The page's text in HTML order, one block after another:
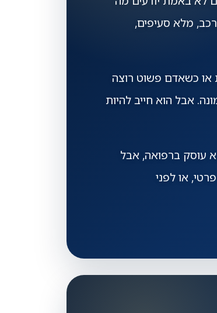
מלא סעיפים,
או כשאדם פשוט רוצה
אבל הוא חייב להיות
עוסק ברפואה, אבל
או לפני